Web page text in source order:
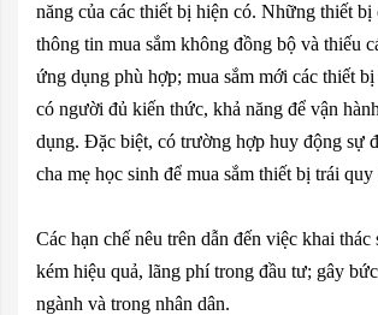
năng của các thiết bị hiện có. Những thiết bị
thông tin mua sắm không đồng bộ và thiếu
ứng dụng phù hợp; mua sắm mới các thiết
có người đủ kiến thức, khả năng để vận
dụng. Đặc biệt, có trường hợp huy động sự
cha mẹ học sinh để mua sắm thiết bị trái quy
Các hạn chế nêu trên dẫn đến việc khai
kém hiệu quả, lãng phí trong đầu tư; gây
ngành và trong nhân dân.